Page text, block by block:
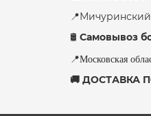
🛢 Самовывоз
📍Московская
🚚 ДОСТАВКА